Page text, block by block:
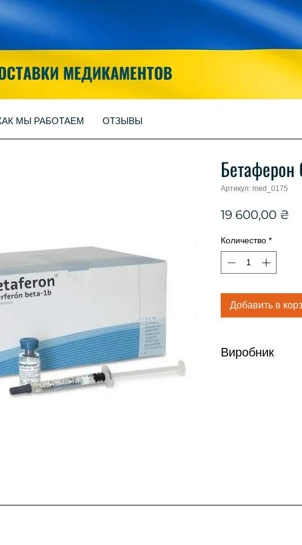
МЕДИКАМЕНТОВ
МЫ РАБОТАЕМ ОТЗЫВЫ
Артикул: med_0175
19 600,00 ₴
Количество *
Добавить в
Виробник